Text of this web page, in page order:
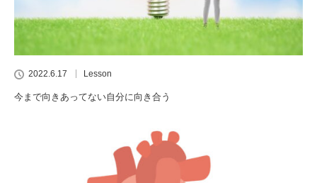
2022.6.17 Lesson
今まで向きあってない自分に向き合う